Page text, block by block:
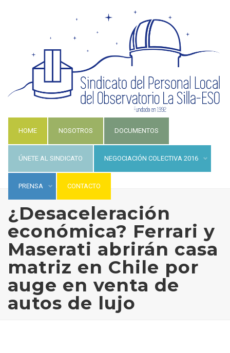
HOME NOSOTROS DOCUMENTOS
ÚNETE AL SINDICATO NEGOCIACIÓN COLECTIVA 2016
PRENSA CONTACTO
¿Desaceleración
económica? Ferrari y
Maserati abrirán casa
matriz en Chile por
auge en venta de
autos de lujo